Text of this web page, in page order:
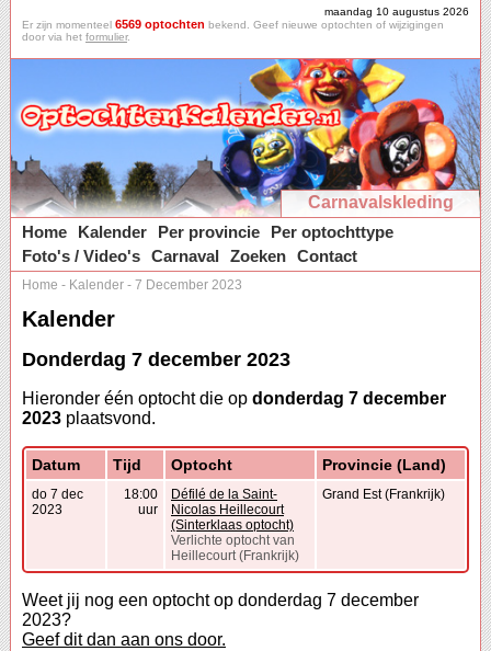
maandag 10 augustus 2026
Er zijn momenteel 6569 optochten bekend. Geef nieuwe optochten of wijzigingen
door via het formulier.
Carnavalskleding
Home
Kalender Per provincie
Per optochttype
Foto's / Video's Carnaval Zoeken Contact
Home - Kalender - 7 December 2023
Kalender
Donderdag 7 december 2023
Hieronder één optocht die op donderdag 7 december
2023 plaatsvond.
Datum Tijd Optocht Provincie (Land)
do 7 dec
2023
18:00
uur
Défilé de la Saint-
Nicolas Heillecourt
(Sinterklaas optocht)
Verlichte optocht van
Heillecourt (Frankrijk)
Grand Est (Frankrijk)
Weet jij nog een optocht op donderdag 7 december
2023?
Geef dit dan aan ons door.